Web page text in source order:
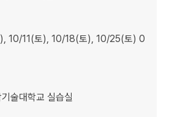
10/11(토), 10/18(토), 10/25(토) 0
술대학교 실습실